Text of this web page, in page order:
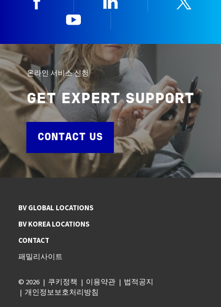
온라인 서비스 신청
GET EXPERT SUPPORT
CONTACT US
BV GLOBAL LOCATIONS
BV KOREA LOCATIONS
CONTACT
패밀리사이트
© 2026 쿠키정책 이용약관
법적공지
개인정보보호처리방침